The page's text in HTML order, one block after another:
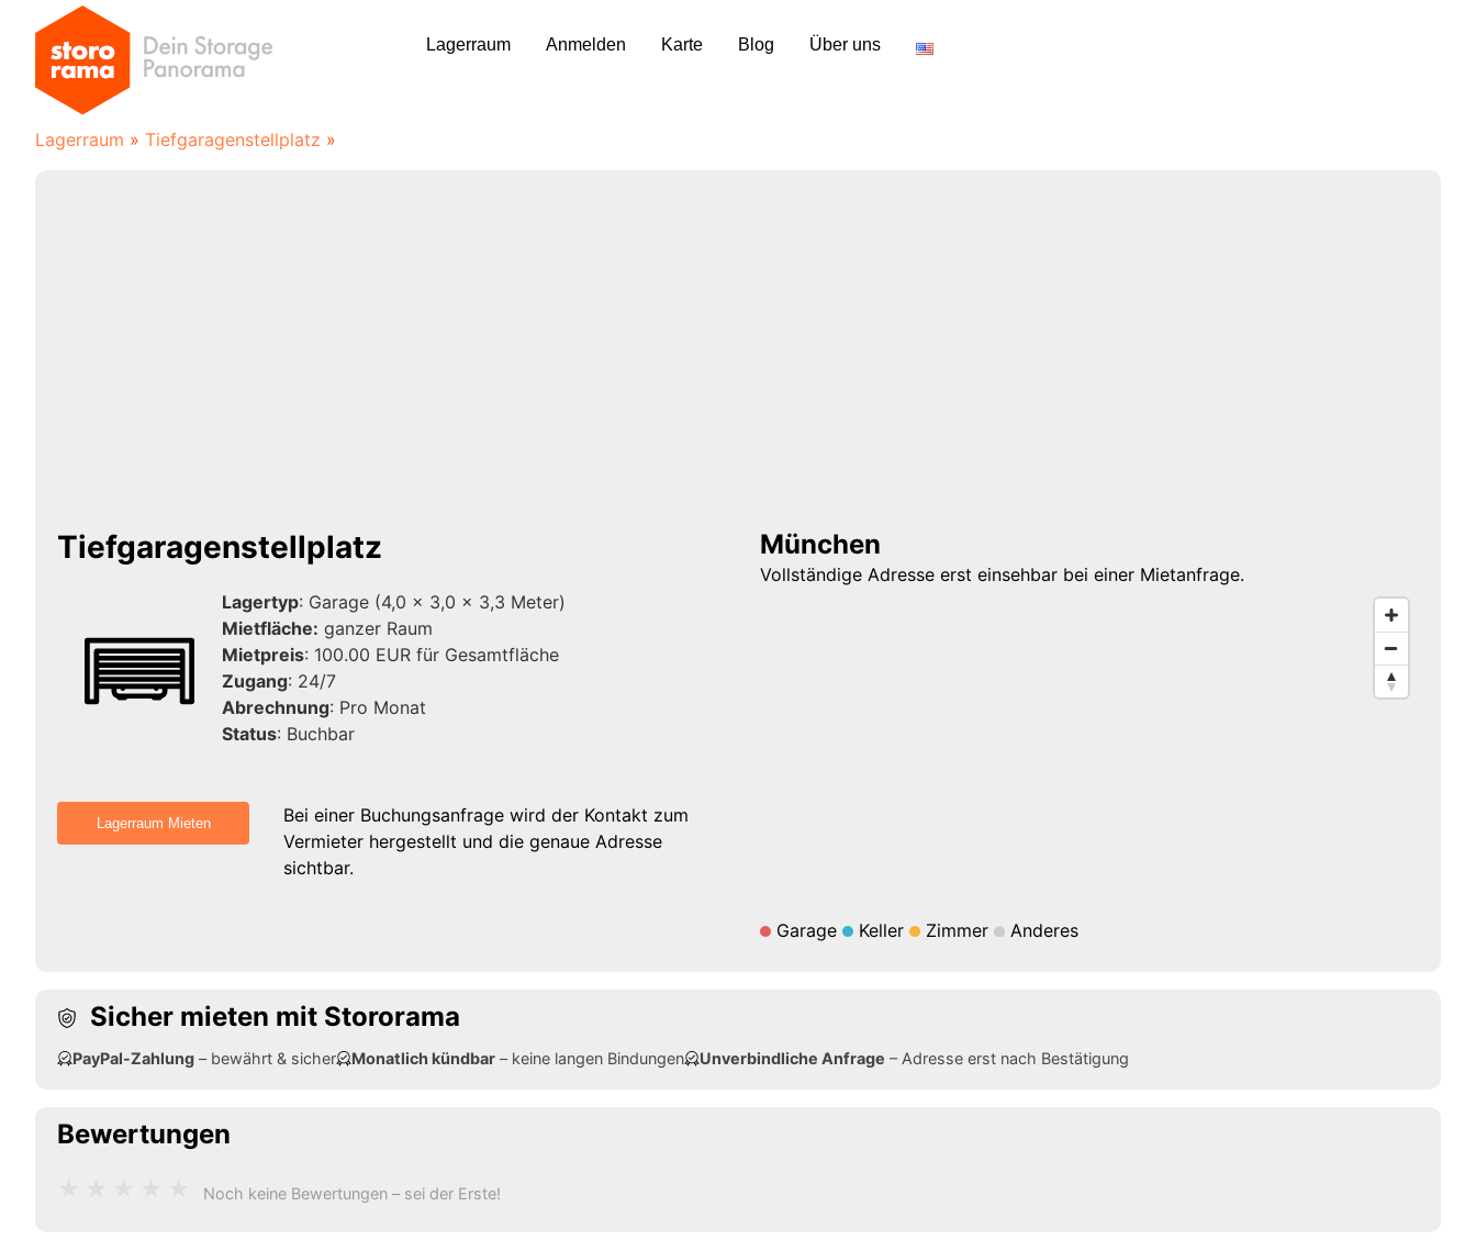
Lagerraum Anmelden Karte Blog Über uns
Lagerraum » Tiefgaragenstellplatz »
Tiefgaragenstellplatz
Lagertyp: Garage (4,0 x 3,0 x 3,3 Meter)
Mietfläche: ganzer Raum
Mietpreis: 100.00 EUR für Gesamtfläche
Zugang: 24/7
Abrechnung: Pro Monat
Status: Buchbar
Bei einer Buchungsanfrage wird der Kontakt zum
Vermieter hergestellt und die genaue Adresse
sichtbar.
München
Vollständige Adresse erst einsehbar bei einer Mietanfrage.
Garage Keller Zimmer Anderes
Sicher mieten mit Stororama
PayPal-Zahlung – bewährt & sicher Monatlich kündbar – keine langen Bindungen Unverbindliche Anfrage – Adresse erst nach Bestätigung
Bewertungen
Noch keine Bewertungen – sei der Erste!